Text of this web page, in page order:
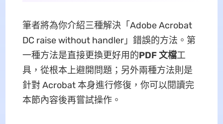
筆者將為你介紹三種解決「Adobe Acrobat
DC raise without handler」錯誤的方法。第
一種方法是直接更換更好用的PDF 文檔工
具，從根本上避開問題；另外兩種方法則是
針對 Acrobat 本身進行修復，你可以閱讀完
本節內容後再嘗試操作。